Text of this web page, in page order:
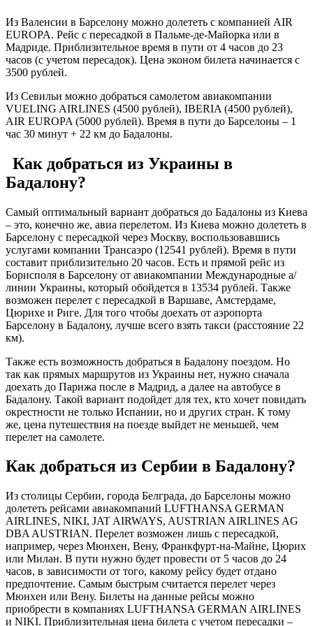
Из Валенсии в Барселону можно долететь с компанией AIR
EUROPA. Рейс с пересадкой в Пальме-де-Майорка или в
Мадриде. Приблизительное время в пути от 4 часов до 23
часов (с учетом пересадок). Цена эконом билета начинается с
3500 рублей.
Из Севильи можно добраться самолетом авиакомпании
VUELING AIRLINES (4500 рублей), IBERIA (4500 рублей),
AIR EUROPA (5000 рублей). Время в пути до Барселоны – 1
час 30 минут + 22 км до Бадалоны.
Как добраться из Украины в
Бадалону?
Самый оптимальный вариант добраться до Бадалоны из Киева
– это, конечно же, авиа перелетом. Из Киева можно долететь в
Барселону с пересадкой через Москву, воспользовавшись
услугами компании Трансаэро (12541 рублей). Время в пути
составит приблизительно 20 часов. Есть и прямой рейс из
Борисполя в Барселону от авиакомпании Международные а/
линии Украины, который обойдется в 13534 рублей. Также
возможен перелет с пересадкой в Варшаве, Амстердаме,
Цюрихе и Риге. Для того чтобы доехать от аэропорта
Барселону в Бадалону, лучше всего взять такси (расстояние 22
км).
Также есть возможность добраться в Бадалону поездом. Но
так как прямых маршрутов из Украины нет, нужно сначала
доехать до Парижа после в Мадрид, а далее на автобусе в
Бадалону. Такой вариант подойдет для тех, кто хочет повидать
окрестности не только Испании, но и других стран. К тому
же, цена путешествия на поезде выйдет не меньшей, чем
перелет на самолете.
Как добраться из Сербии в Бадалону?
Из столицы Сербии, города Белграда, до Барселоны можно
долететь рейсами авиакомпаний LUFTHANSA GERMAN
AIRLINES, NIKI, JAT AIRWAYS, AUSTRIAN AIRLINES AG
DBA AUSTRIAN. Перелет возможен лишь с пересадкой,
например, через Мюнхен, Вену, Франкфурт-на-Майне, Цюрих
или Милан. В пути нужно будет провести от 5 часов до 24
часов, в зависимости от того, какому рейсу будет отдано
предпочтение. Самым быстрым считается перелет через
Мюнхен или Вену. Билеты на данные рейсы можно
приобрести в компаниях LUFTHANSA GERMAN AIRLINES
и NIKI. Приблизительная цена билета с учетом пересадки –